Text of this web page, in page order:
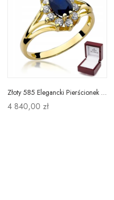
Złoty 585 Elegancki Pierścionek Szafir i Diamenty
4 840,00 zł